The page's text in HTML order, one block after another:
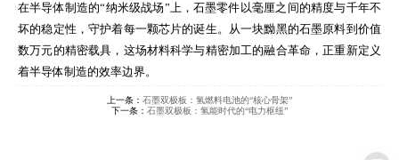
在半导体制造的“纳米级战场”上，石墨零件以毫厘之间的精度与千年不
坏的稳定性，守护着每一颗芯片的诞生。从一块黝黑的石墨原料到价值
数万元的精密载具，这场材料科学与精密加工的融合革命，正重新定义
着半导体制造的效率边界。
上一条： 石墨双极板：氢燃料电池的“核心骨架”
下一条： 石墨双极板：氢能时代的“电力枢纽”